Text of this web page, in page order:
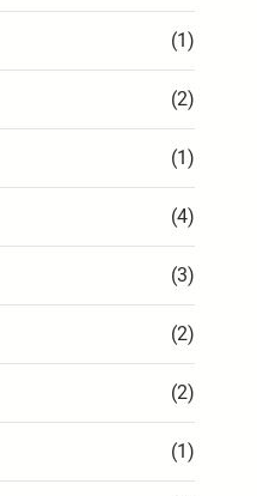
(1)
(2)
(1)
(4)
(3)
(2)
(2)
(1)